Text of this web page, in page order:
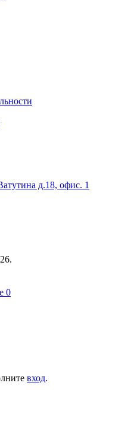
д.18, офис. 1
0
вход.